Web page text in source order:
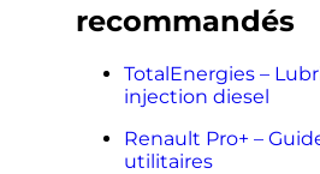
recommandés
TotalEnergies –
injection diesel
Renault Pro+ –
utilitaires